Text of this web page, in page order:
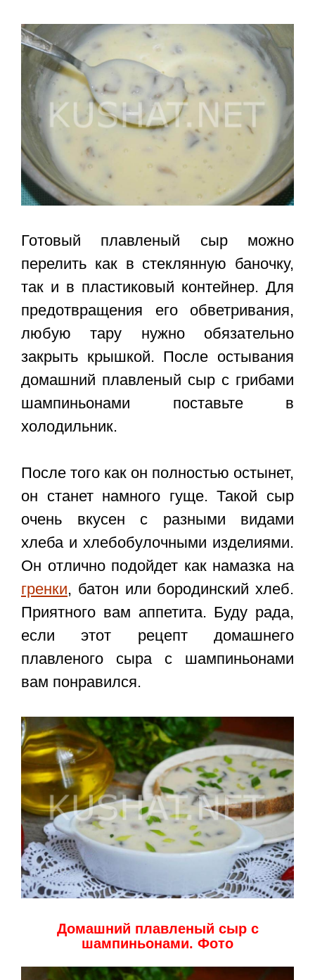
Готовый плавленый сыр можно
перелить как в стеклянную баночку,
так и в пластиковый контейнер. Для
предотвращения его обветривания,
любую тару нужно обязательно
закрыть крышкой. После остывания
домашний плавленый сыр с грибами
шампиньонами поставьте в
холодильник.
После того как он полностью остынет,
он станет намного гуще. Такой сыр
очень вкусен с разными видами
хлеба и хлебобулочными изделиями.
Он отлично подойдет как намазка на
гренки, батон или бородинский хлеб.
Приятного вам аппетита. Буду рада,
если этот рецепт домашнего
плавленого сыра с шампиньонами
вам понравился.
Домашний плавленый сыр с
шампиньонами. Фото